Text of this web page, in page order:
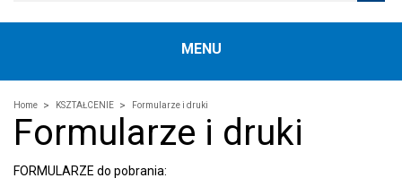
MENU
Home KSZTAŁCENIE Formularze i druki
Formularze i druki
FORMULARZE do pobrania: